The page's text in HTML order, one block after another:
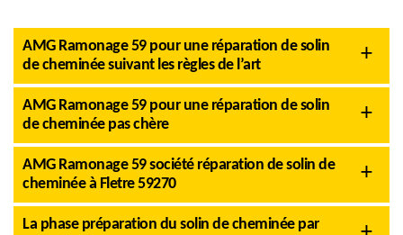
AMG Ramonage 59 pour une réparation de solin
de cheminée suivant les règles de l’art
AMG Ramonage 59 pour une réparation de solin
de cheminée pas chère
AMG Ramonage 59 société réparation de solin de
cheminée à Fletre 59270
La phase préparation du solin de cheminée par